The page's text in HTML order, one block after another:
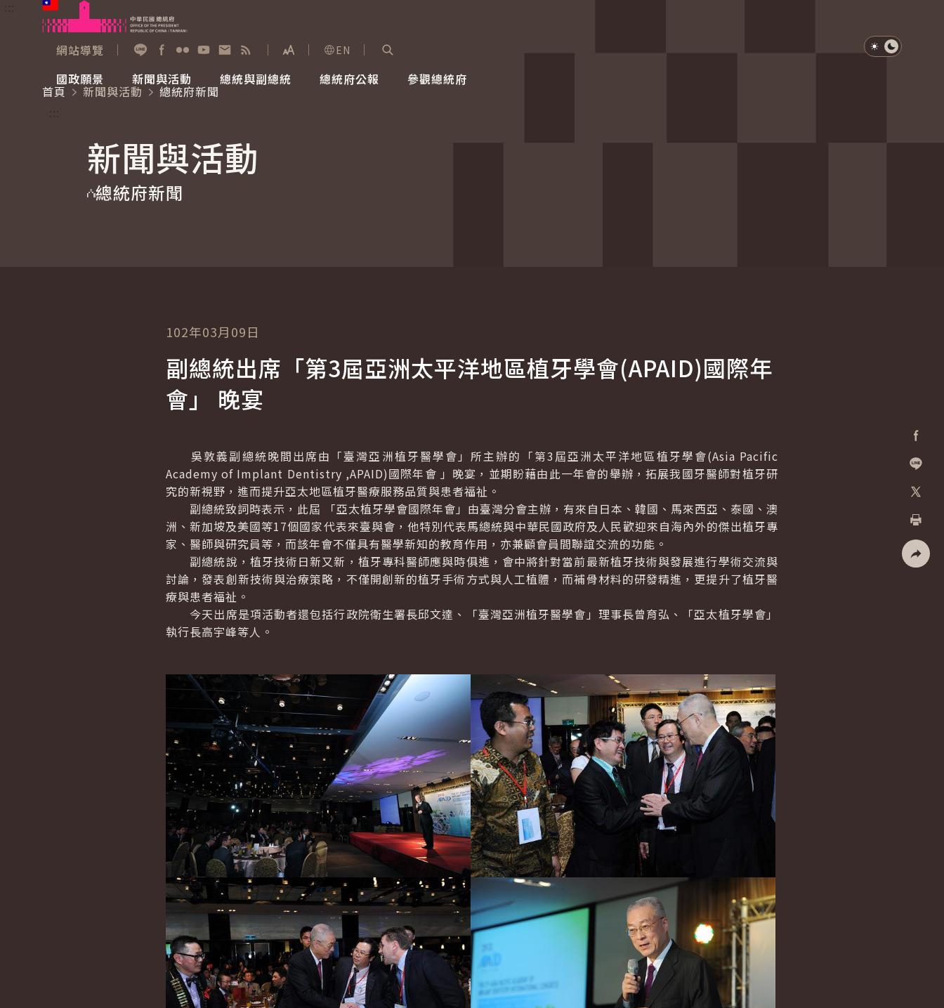
跳到主要內容
網站導覽
展開字級選單
EN
國政願景
國家氣候變遷對策委員會
重要談話
新聞與活動
總統府新聞
影音頻道
總統與副總統
賴清德總統
總統府公報 參觀總統府
參觀資訊
淺色模式
深色模式
首頁
新聞與活動
總統府新聞
新聞與活動
總統府新聞
加入好
列印
102年03月09日
副總統出席「第3屆亞洲太平洋地區植牙學會(APAID)國際年
會」 晚宴
吳敦義副總統晚間出席由「臺灣亞洲植牙醫學會」所主辦的「第3屆亞洲太平洋地區植牙學會(Asia Pacific
Academy of Implant Dentistry ,APAID)國際年會 」晚宴，並期盼藉由此一年會的舉辦，拓展我國牙醫師對植牙研
究的新視野，進而提升亞太地區植牙醫療服務品質與患者福祉。
副總統致詞時表示，此屆 「亞太植牙學會國際年會」由臺灣分會主辦，有來自日本、韓國、馬來西亞、泰國、澳
洲、新加坡及美國等17個國家代表來臺與會，他特別代表馬總統與中華民國政府及人民歡迎來自海內外的傑出植牙專
家、醫師與研究員等，而該年會不僅具有醫學新知的教育作用，亦兼顧會員間聯誼交流的功能。
副總統說，植牙技術日新又新，植牙專科醫師應與時俱進，會中將針對當前最新植牙技術與發展進行學術交流與
討論，發表創新技術與治療策略，不僅開創新的植牙手術方式與人工植體，而補骨材料的研發精進，更提升了植牙醫
療與患者福祉。
今天出席是項活動者還包括行政院衛生署長邱文達、「臺灣亞洲植牙醫學會」理事長曾育弘、「亞太植牙學會」
執行長高宇峰等人。